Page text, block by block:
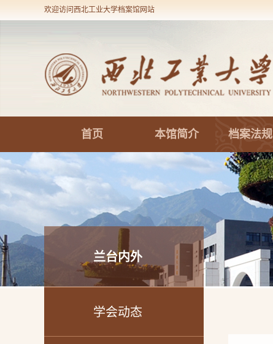
欢迎访问西北工业大学档案馆网站
首页 本馆简介 档案法规
兰台内外
学会动态